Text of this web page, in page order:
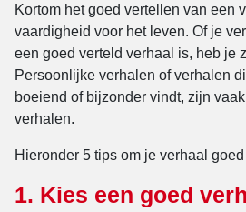
Kortom het goed vertellen van een
vaardigheid voor het leven. Of je
een goed verteld verhaal is, heb je
Persoonlijke verhalen of verhalen
boeiend of bijzonder vindt, zijn
verhalen.
Hieronder 5 tips om je verhaal
1. Kies een goed